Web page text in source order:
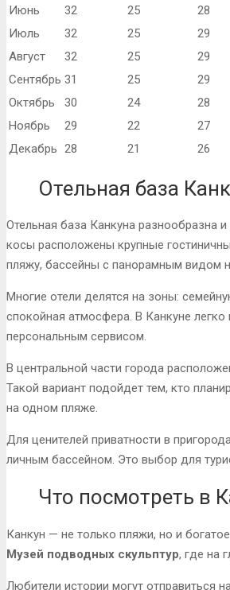
Июнь
32 25
28
Июль
32 25
29
Август
32 25
29
Сентябрь 31 25
29
Октябрь
30 24
28
Ноябрь
29 22
27
Декабрь 28 21 26
Отельная база
Отельная база Канкуна разнообразна
косы расположены крупные
пляжу, бассейны с панорамным видом
Многие отели делятся на зоны:
спокойная атмосфера. В Канкуне
персональным сервисом.
В центральной части города
Такой вариант подойдет тем, кто
на одном пляже.
Для ценителей приватности в
личным бассейном. Это выбор для
Что посмотреть в
Канкун — не только пляжи, но и
Музей подводных скульптур, где на
Любители истории могут отправиться на